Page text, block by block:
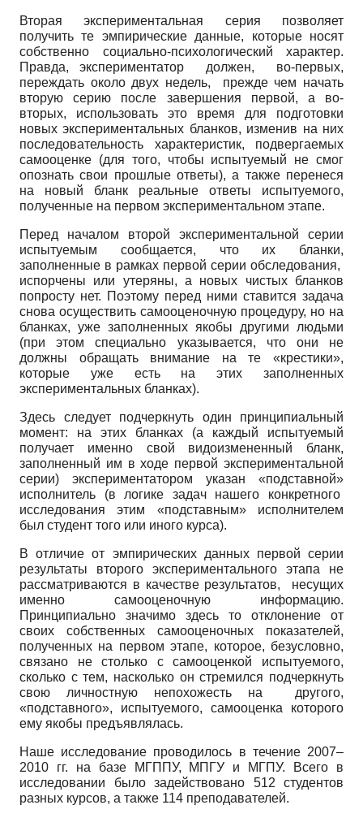
Вторая экспериментальная серия позволяет
получить те эмпирические данные, которые носят
собственно социально-психологический характер.
Правда, экспериментатор должен, во-первых,
переждать около двух недель, прежде чем начать
вторую серию после завершения первой, а во-
вторых, использовать это время для подготовки
новых экспериментальных бланков, изменив на них
последовательность характеристик, подвергаемых
самооценке (для того, чтобы испытуемый не смог
опознать свои прошлые ответы), а также перенеся
на новый бланк реальные ответы испытуемого,
полученные на первом экспериментальном этапе.
Перед началом второй экспериментальной серии
испытуемым сообщается, что их бланки,
заполненные в рамках первой серии обследования,
испорчены или утеряны, а новых чистых бланков
попросту нет. Поэтому перед ними ставится задача
снова осуществить самооценочную процедуру, но на
бланках, уже заполненных якобы другими людьми
(при этом специально указывается, что они не
должны обращать внимание на те «крестики»,
которые уже есть на этих заполненных
экспериментальных бланках).
Здесь следует подчеркнуть один принципиальный
момент: на этих бланках (а каждый испытуемый
получает именно свой видоизмененный бланк,
заполненный им в ходе первой экспериментальной
серии) экспериментатором указан «подставной»
исполнитель (в логике задач нашего конкретного
исследования этим «подставным» исполнителем
был студент того или иного курса).
В отличие от эмпирических данных первой серии
результаты второго экспериментального этапа не
рассматриваются в качестве результатов, несущих
именно самооценочную информацию.
Принципиально значимо здесь то отклонение от
своих собственных самооценочных показателей,
полученных на первом этапе, которое, безусловно,
связано не столько с самооценкой испытуемого,
сколько с тем, насколько он стремился подчеркнуть
свою личностную непохожесть на другого,
«подставного», испытуемого, самооценка которого
ему якобы предъявлялась.
Наше исследование проводилось в течение 2007–
2010 гг. на базе МГППУ, МПГУ и МГПУ. Всего в
исследовании было задействовано 512 студентов
разных курсов, а также 114 преподавателей.